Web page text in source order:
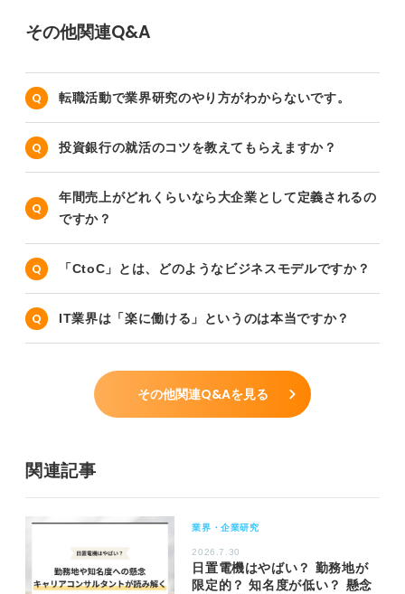
その他関連Q&A
転職活動で業界研究のやり方がわからないです。
投資銀行の就活のコツを教えてもらえますか？
年間売上がどれくらいなら大企業として定義されるの
ですか？
「CtoC」とは、どのようなビジネスモデルですか？
IT業界は「楽に働ける」というのは本当ですか？
その他関連Q&Aを見る
関連記事
業界・企業研究
2026.7.30
日置電機はやばい？ 勤務地が
限定的？ 知名度が低い？ 懸念